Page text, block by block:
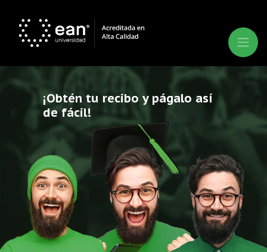
¡Obtén tu recibo y págalo así
de fácil!